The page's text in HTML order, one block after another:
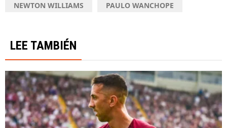
NEWTON WILLIAMS
PAULO WANCHOPE
LEE TAMBIÉN